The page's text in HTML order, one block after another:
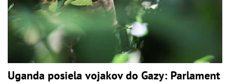
Uganda posiela vojakov do Gazy: Parlament